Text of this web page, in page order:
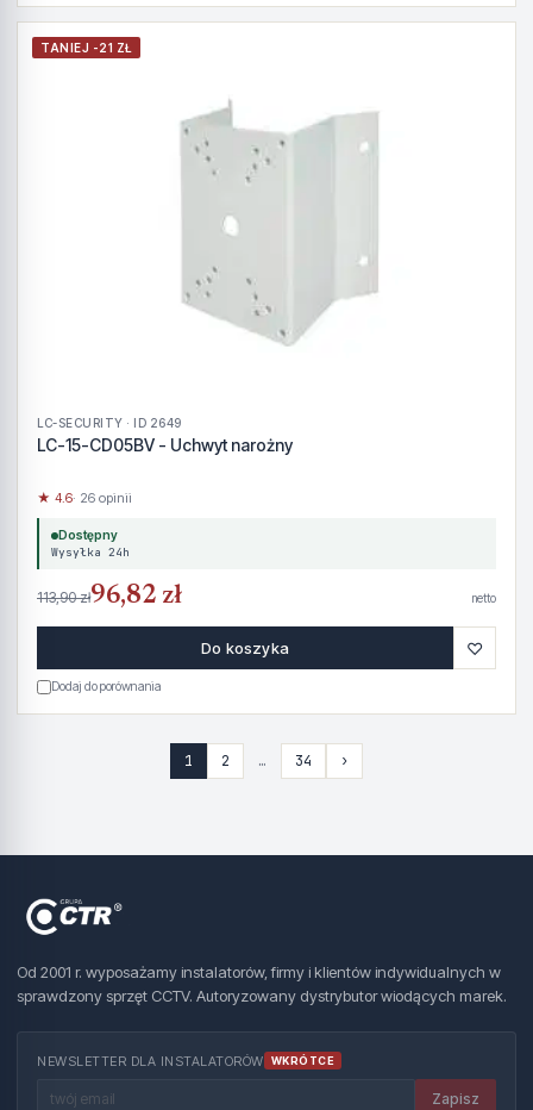
TANIEJ -21 ZŁ
LC-SECURITY · ID 2649
LC-15-CD05BV - Uchwyt narożny
★ 4.6· 26 opinii
Dostępny
Wysyłka 24h
113,90 zł96,82 zł netto
Do koszyka ♡
Dodaj do porównania
1 2 … 34 ›
Od 2001 r. wyposażamy instalatorów, firmy i klientów indywidualnych w
sprawdzony sprzęt CCTV. Autoryzowany dystrybutor wiodących marek.
NEWSLETTER DLA INSTALATORÓW WKRÓTCE
Zapisz